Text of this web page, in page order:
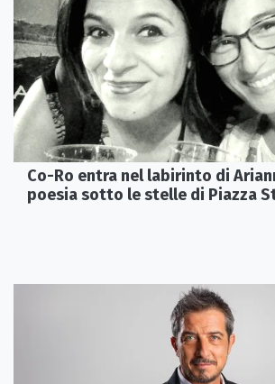
Co-Ro entra nel labirinto di
poesia sotto le stelle di Piazza